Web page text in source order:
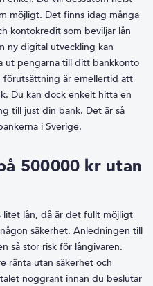
möjligt. Det finns idag många
kontokredit som beviljar lån
ny digital utveckling kan
ut pengarna till ditt bankkonto
förutsättning är emellertid att
Du kan dock enkelt hitta en
till just din bank. Det är så
i Sverige.
500000 kr utan
litet lån, då är det fullt möjligt
säkerhet. Anledningen till
så stor risk för långivaren.
ränta utan säkerhet och
noggrant innan du beslutar